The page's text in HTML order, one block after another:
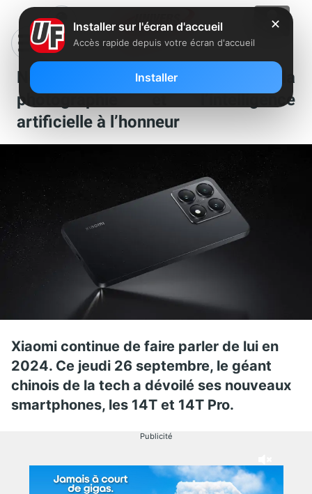
Nouveaux Xiaomi 14T et 14T Pro : la
photographie et l’intelligence
artificielle à l’honneur
Xiaomi continue de faire parler de lui en
2024. Ce jeudi 26 septembre, le géant
chinois de la tech a dévoilé ses nouveaux
smartphones, les 14T et 14T Pro.
Publicité
✕
Installer sur l'écran d'accueil
Accès rapide depuis votre écran d'accueil
Installer